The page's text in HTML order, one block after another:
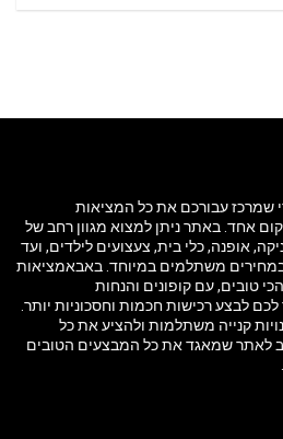
שמרכז עבורכם את כל המציאות
אחד. באתר ניתן למצוא מגוון רחב של
אופנה, כלי בית, צעצועים לילדים, ועד
במחירים משתלמים במיוחד. באבאמציאות
טובים, עם קופונים והנחות
לבצע רכישות חכמות וחסכוניות יותר.
קנייה משתלמות ולהציע את כל
לאתר שמאגד את כל המבצעים הטובים